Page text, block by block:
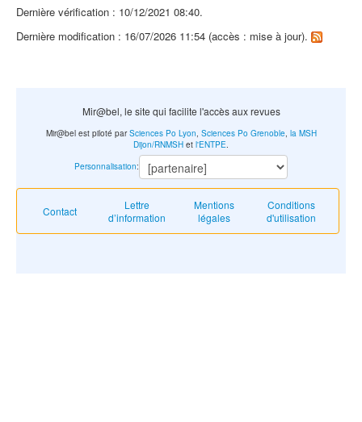
Dernière vérification : 10/12/2021 08:40.
Dernière modification : 16/07/2026 11:54 (accès : mise à jour).
Mir@bel, le site qui facilite l'accès aux revues
Contact
Lettre
d’information
Mentions
légales
Conditions
d'utilisation
Mir@bel est piloté parSciences Po Lyon, Sciences Po Grenoble, la MSH
Dijon/RNMSH et l'ENTPE.
Personnalisation: